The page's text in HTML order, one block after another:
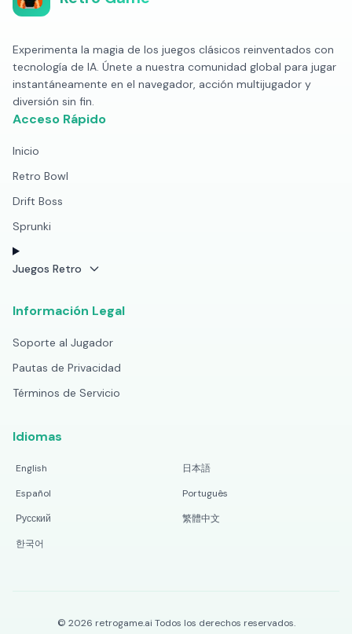
Experimenta la magia de los juegos clásicos reinventados con
tecnología de IA. Únete a nuestra comunidad global para jugar
instantáneamente en el navegador, acción multijugador y
diversión sin fin.
Acceso Rápido
Inicio
Retro Bowl
Drift Boss
Sprunki
Juegos Retro
Información Legal
Soporte al Jugador
Pautas de Privacidad
Términos de Servicio
Idiomas
English
日本語
Español
Português
Русский
繁體中文
한국어
© 2026 retrogame.ai Todos los derechos reservados.